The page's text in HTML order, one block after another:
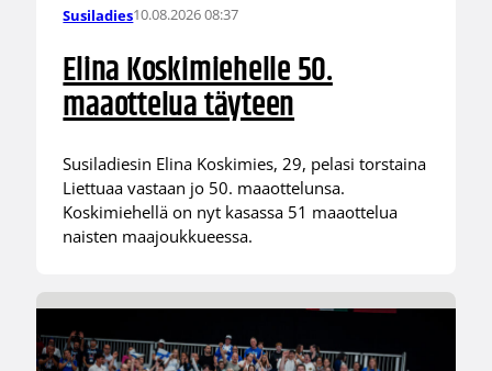
Susiladies10.08.2026 08:37
Elina Koskimiehelle 50.
maaottelua täyteen
Susiladiesin Elina Koskimies, 29, pelasi torstaina
Liettuaa vastaan jo 50. maaottelunsa.
Koskimiehellä on nyt kasassa 51 maaottelua
naisten maajoukkueessa.